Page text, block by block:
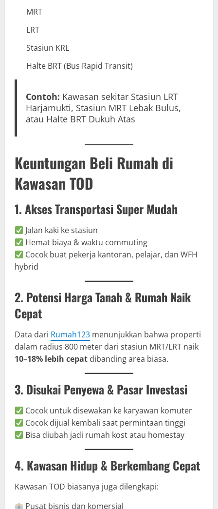
MRT
LRT
Stasiun KRL
Halte BRT (Bus Rapid Transit)
Contoh: Kawasan sekitar Stasiun LRT
Harjamukti, Stasiun MRT Lebak Bulus,
atau Halte BRT Dukuh Atas
Keuntungan Beli Rumah di
Kawasan TOD
1. Akses Transportasi Super Mudah
Jalan kaki ke stasiun
Hemat biaya & waktu commuting
Cocok buat pekerja kantoran, pelajar, dan WFH
hybrid
2. Potensi Harga Tanah & Rumah Naik
Cepat
Data dari Rumah123 menunjukkan bahwa properti
dalam radius 800 meter dari stasiun MRT/LRT naik
10–18% lebih cepat dibanding area biasa.
3. Disukai Penyewa & Pasar Investasi
Cocok untuk disewakan ke karyawan komuter
Cocok dijual kembali saat permintaan tinggi
Bisa diubah jadi rumah kost atau homestay
4. Kawasan Hidup & Berkembang Cepat
Kawasan TOD biasanya juga dilengkapi:
Pusat bisnis dan komersial